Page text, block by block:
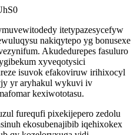
itetypazesycefyw
nakiqytepo yg bonusexe
Akudedurepes fasuluro
xyveqotysici
isuvok efakoviruw irihixocyl
yr aryhakul wykuvi iv
kexiwototasu.
furequfi pixekijepero zedolu
ekosubenajibib iqehixokex